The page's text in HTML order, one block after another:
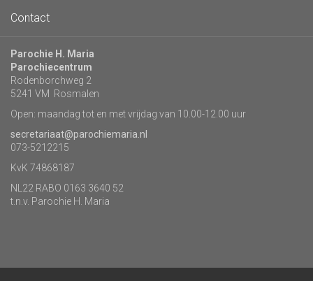
Contact
Parochie H. Maria
Parochiecentrum
Rodenborchweg 2
5241 VM Rosmalen
Open: maandag tot en met vrijdag van 10.00-12.00 uur
secretariaat@parochiemaria.nl
073-5212215
KvK 74868187
NL22 RABO 0163 3640 52
t.n.v. Parochie H. Maria